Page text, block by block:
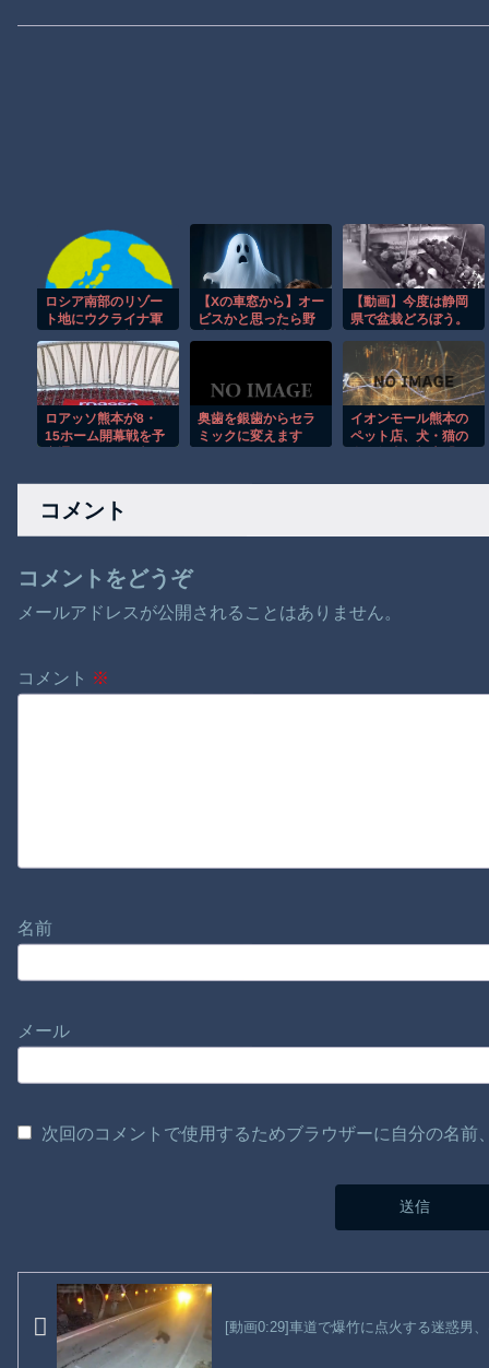
ロシア南部のリゾー
ト地にウクライナ軍
ども3人含む7人死
亡！
【Xの車窓から】オー
ビスかと思ったら野
【動画】今度は静岡
県で盆栽どろぼう。
ロアッソ熊本が8・
15ホーム開幕戦を予
本拠地・えがおスタ
の安全確
奥歯を銀歯からセラ
ミックに変えます
イオンモール熊本の
ペット店、犬・猫の
かに避難」 [7/30]
コメント
コメントをどうぞ
メールアドレスが公開されることはありません。
コメント ※
名前
メール
次回のコメントで使用するためブラウザーに自分の名
[動画0:29]車道で爆竹に点火する迷惑男